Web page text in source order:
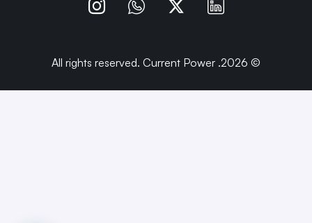
© 2026. All rights reserved. Current Power